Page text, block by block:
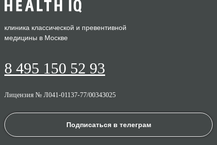
Лицензия № Л041-01137-77/00343025
8 495 150 52 93
клиника классической и превентивной
медицины в Москве
Подписаться в телеграм